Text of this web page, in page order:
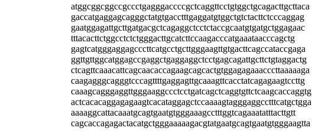
atggcggcggccgccctgagggaccccgctcaggttcctgtggctgcagacttgcttaca
gaccatgaggagcagggctatgtgacctttgaggatgtggctgtctacttctcccaggag
gaatggagattgcttgatgacgctcagaggctcctctaccgcaatgtgatgctggagaac
tttacacttctggcctctctgggacttgcatcttccaagacccatgaaataacccagctg
gagtcatgggaggagcccttcatgcctgcttgggaagttgtgacttcagccataccgaga
ggttgttggcatggagccgaggctgaggaggctcctgagcagattgcttctgtaggactg
ctcagttcaaacattcagcaacaccagaagcagcactgtggagagaaacccttaaaaaga
caagagggcagggtcccagttttgaggagttgcaaagttcacctatcagagaagtccttg
caaagcagggaggttgggaaggccctcctgatcagctcaggtgttctcaagcaccaggtg
actcacacaggagagaagtcacataggagctccaaaagtagggaggcctttcatgctgga
aaaaggcattacaaatgcagtgaatgtgggaaagcctttggtcagaaatatttacttgtt
cagcaccagagactacatgctgggaaaaagacgtatgaatgcagtgaatgtgggaagtta